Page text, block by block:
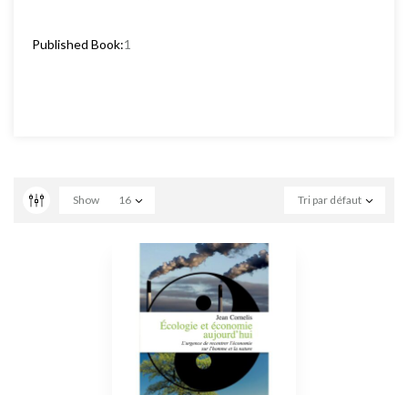
Published Book:1
Tri par défaut
Show 16